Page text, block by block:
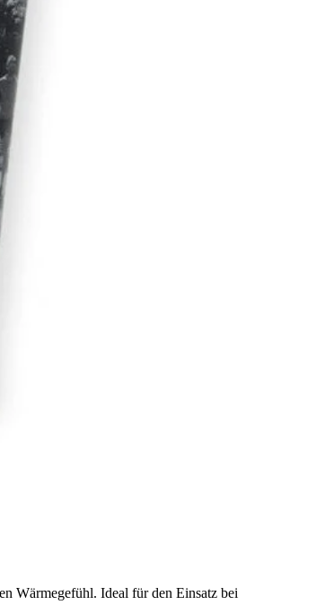
Wärmegefühl. Ideal für den Einsatz bei